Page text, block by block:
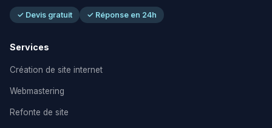
✓ Devis gratuit ✓ Réponse en 24h
Services
Création de site internet
Webmastering
Refonte de site